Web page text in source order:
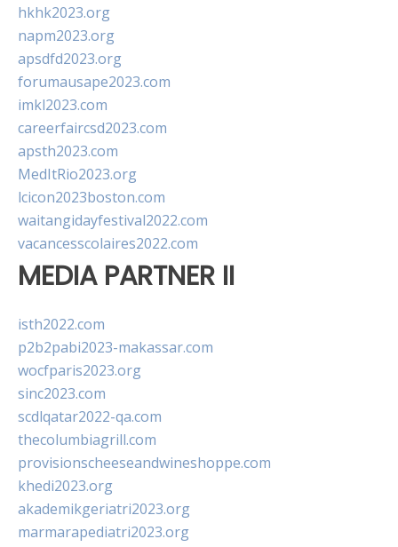
hkhk2023.org
napm2023.org
apsdfd2023.org
forumausape2023.com
imkl2023.com
careerfaircsd2023.com
apsth2023.com
MedItRio2023.org
lcicon2023boston.com
waitangidayfestival2022.com
vacancesscolaires2022.com
MEDIA PARTNER II
isth2022.com
p2b2pabi2023-makassar.com
wocfparis2023.org
sinc2023.com
scdlqatar2022-qa.com
thecolumbiagrill.com
provisionscheeseandwineshoppe.com
khedi2023.org
akademikgeriatri2023.org
marmarapediatri2023.org